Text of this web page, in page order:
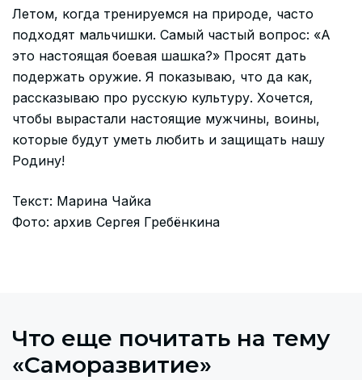
Летом, когда тренируемся на природе, часто
подходят мальчишки. Самый частый вопрос: «А
это настоящая боевая шашка?» Просят дать
подержать оружие. Я показываю, что да как,
рассказываю про русскую культуру. Хочется,
чтобы вырастали настоящие мужчины, воины,
которые будут уметь любить и защищать нашу
Родину!
Текст: Марина Чайка
Фото: архив Сергея Гребёнкина
Что еще почитать на тему
«Саморазвитие»